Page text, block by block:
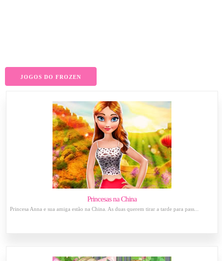
JOGOS DO FROZEN
Princesas na China
Princesa Anna e sua amiga estão na China. As duas querem tirar a tarde para pass...